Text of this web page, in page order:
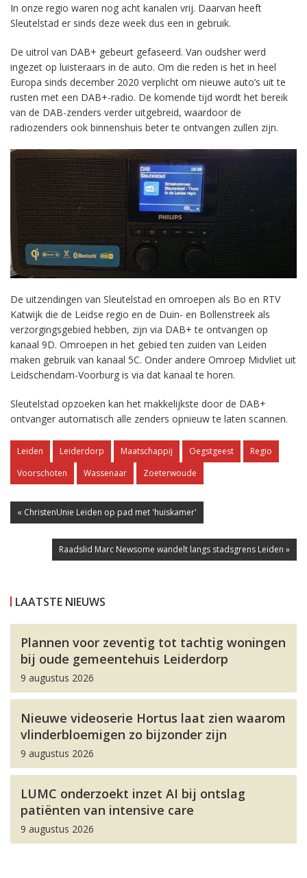
In onze regio waren nog acht kanalen vrij. Daarvan heeft
Sleutelstad er sinds deze week dus een in gebruik.
De uitrol van DAB+ gebeurt gefaseerd. Van oudsher werd
ingezet op luisteraars in de auto. Om die reden is het in heel
Europa sinds december 2020 verplicht om nieuwe auto’s uit te
rusten met een DAB+-radio. De komende tijd wordt het bereik
van de DAB-zenders verder uitgebreid, waardoor de
radiozenders ook binnenshuis beter te ontvangen zullen zijn.
De uitzendingen van Sleutelstad en omroepen als Bo en RTV
Katwijk die de Leidse regio en de Duin- en Bollenstreek als
verzorgingsgebied hebben, zijn via DAB+ te ontvangen op
kanaal 9D. Omroepen in het gebied ten zuiden van Leiden
maken gebruik van kanaal 5C. Onder andere Omroep Midvliet uit
Leidschendam-Voorburg is via dat kanaal te horen.
Sleutelstad opzoeken kan het makkelijkste door de DAB+
ontvanger automatisch alle zenders opnieuw te laten scannen.
Leiden Leiderdorp Maatschappij Oegstgeest
Regio
Voorschoten
Wassenaar Zoeterwoude
« ChristenUnie Leiden op pad met 'huiskamer'
Raadslid Marc Newsome wandelt langs stadsgrens Leiden »
LAATSTE NIEUWS
Plannen voor zeventig tot tachtig woningen
bij oude gemeentehuis Leiderdorp
9 augustus 2026
Nieuwe videoserie Hortus laat zien waarom
vlinderbloemigen zo bijzonder zijn
9 augustus 2026
LUMC onderzoekt inzet AI bij ontslag
patiënten van intensive care
9 augustus 2026